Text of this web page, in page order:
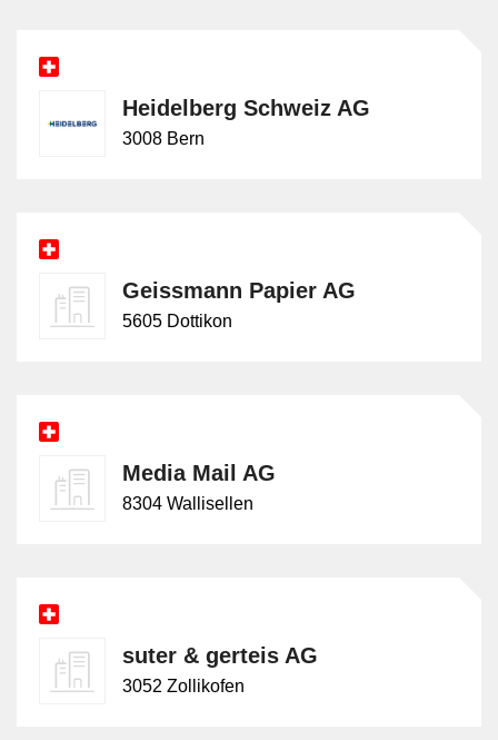
Heidelberg Schweiz AG
3008 Bern
Geissmann Papier AG
5605 Dottikon
Media Mail AG
8304 Wallisellen
suter & gerteis AG
3052 Zollikofen